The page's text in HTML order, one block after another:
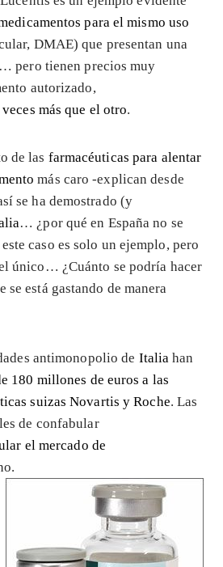
para el mismo uso
DMAE) que presentan una
pero tienen precios muy
autorizado,
más que el otro.
de las farmacéuticas para alentar
más caro -explican desde
se ha demostrado (y
… ¿por qué en España no se
caso es solo un ejemplo, pero
único… ¿Cuánto se podría hacer
se está gastando de manera
antimonopolio de Italia han
180 millones de euros a las
suizas Novartis y Roche. Las
de confabular
el mercado de